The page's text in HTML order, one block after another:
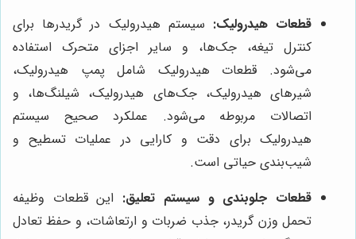
قطعات هیدرولیک: سیستم هیدرولیک در گریدرها برای
کنترل تیغه، جک‌ها، و سایر اجزای متحرک استفاده
می‌شود. قطعات هیدرولیک شامل پمپ هیدرولیک،
شیرهای هیدرولیک، جک‌های هیدرولیک، شیلنگ‌ها، و
اتصالات مربوطه می‌شود. عملکرد صحیح سیستم
هیدرولیک برای دقت و کارایی در عملیات تسطیح و
شیب‌بندی حیاتی است.
قطعات جلوبندی و سیستم تعلیق: این قطعات وظیفه
تحمل وزن گریدر، جذب ضربات و ارتعاشات، و حفظ تعادل